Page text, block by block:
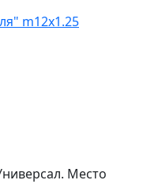
m12x1.25
Место